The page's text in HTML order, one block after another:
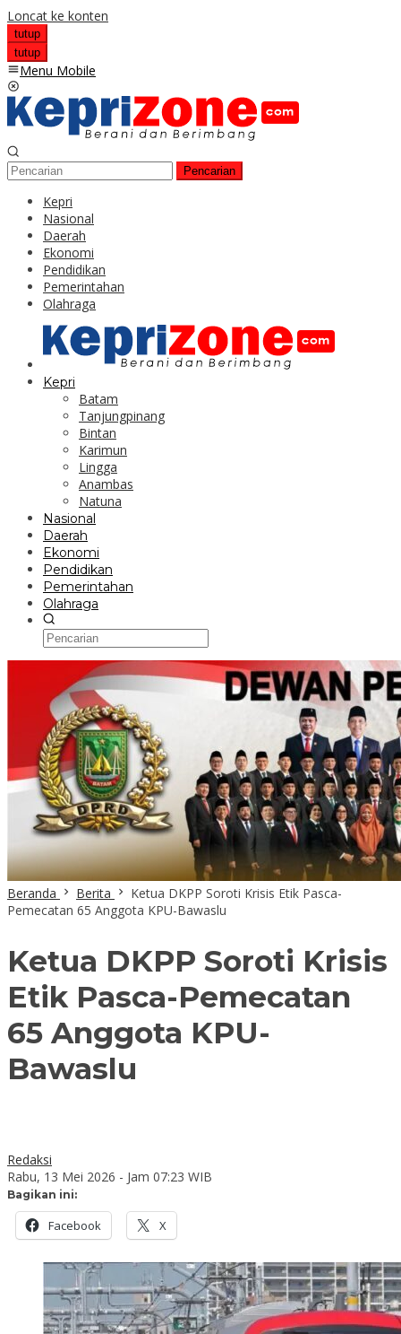
Loncat ke konten
tutup
tutup
Menu Mobile
Pencarian
Kepri
Nasional
Daerah
Ekonomi
Pendidikan
Pemerintahan
Olahraga
Kepri
Batam
Tanjungpinang
Bintan
Karimun
Lingga
Anambas
Natuna
Nasional
Daerah
Ekonomi
Pendidikan
Pemerintahan
Olahraga
Beranda Berita
Ketua DKPP Soroti Krisis Etik Pasca-
Pemecatan 65 Anggota KPU-Bawaslu
Ketua DKPP Soroti Krisis
Etik Pasca-Pemecatan
65 Anggota KPU-
Bawaslu
Redaksi
Rabu, 13 Mei 2026 - Jam 07:23 WIB
Bagikan ini:
Facebook X